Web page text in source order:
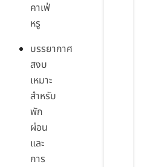
คาเฟ่
หรู
บรรยากาศ
สงบ
เหมาะ
สำหรับ
พัก
ผ่อน
และ
การ